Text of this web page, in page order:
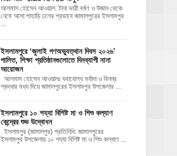
আলমাস হোসেন আওয়াল: টানা ভারী বর্ষণ ও উজান থেকে
নেমে আসা পাহাড়ি ঢলের প্রভাবে জামালপুরের ইসলামপুর
‎ইসলামপুরে ‘জুলাই গণঅভ্যুত্থান দিবস ২০২৬’
পালিত, শিক্ষা প্রতিষ্ঠানগুলোতে দিনব্যাপী নানা
আয়োজন
‎​আলমাস হোসেন আওয়ালঃ‎ ‎​যথাযোগ্য মর্যাদা ও বিনম্র
শ্রদ্ধার মধ্য দিয়ে জামালপুরের ইসলামপুর উপজেলার ...
ইসলামপুরে ১০ শয্যা বিশিষ্ট মা ও শিশু কল্যাণ
কেন্দ্রের শুভ উদ্বোধন
ইসলামপুর (জামালপুর) প্রতিনিধি: জামালপুরের
ইসলামপুর উপজেলায় ১০ শয্যা বিশিষ্ট মা ও শিশু কল্যাণ ...